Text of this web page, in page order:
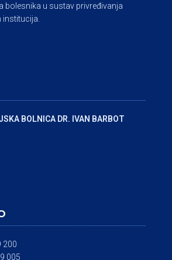
bolesnika u sustav privređivanja
BOLNICA DR. IVAN BARBOT
200
005